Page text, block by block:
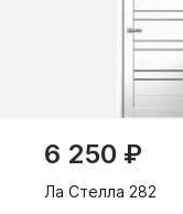
6 250 ₽
Ла Стелла 282